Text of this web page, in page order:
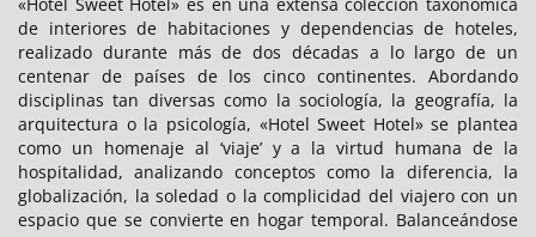
«Hotel Sweet Hotel» es en una extensa colección taxonómica
de interiores de habitaciones y dependencias de hoteles,
realizado durante más de dos décadas a lo largo de un
centenar de países de los cinco continentes. Abordando
disciplinas tan diversas como la sociología, la geografía, la
arquitectura o la psicología, «Hotel Sweet Hotel» se plantea
como un homenaje al ‘viaje’ y a la virtud humana de la
hospitalidad, analizando conceptos como la diferencia, la
globalización, la soledad o la complicidad del viajero con un
espacio que se convierte en hogar temporal. Balanceándose